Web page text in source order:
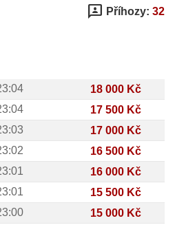
3p Příhozy: 32
18 000 Kč
17 500 Kč
17 000 Kč
16 500 Kč
16 000 Kč
15 500 Kč
15 000 Kč